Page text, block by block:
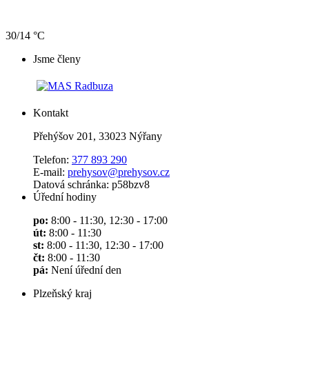
30/14 °C
Jsme členy
Kontakt
Přehýšov 201, 33023 Nýřany
Telefon: 377 893 290
E-mail: prehysov@prehysov.cz
Datová schránka: p58bzv8
Úřední hodiny
po: 8:00 - 11:30, 12:30 - 17:00
út: 8:00 - 11:30
st: 8:00 - 11:30, 12:30 - 17:00
čt: 8:00 - 11:30
pá: Není úřední den
Plzeňský kraj